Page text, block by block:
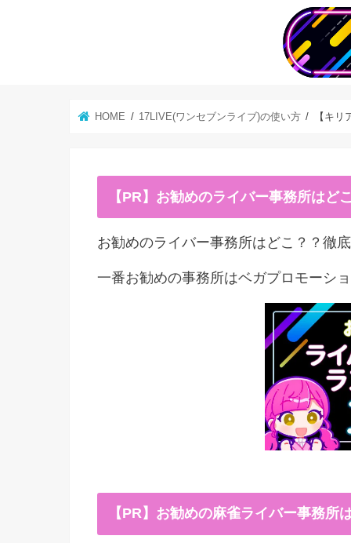
HOME 17LIVE(ワンセブンライブ)の使い方 【キ
【PR】お勧めのライバー事務所はど
お勧めのライバー事務所はどこ？？徹
一番お勧めの事務所はベガプロモーシ
【PR】お勧めの麻雀ライバー事務所